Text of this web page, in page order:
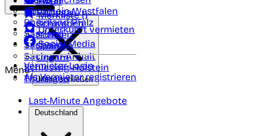
Nordrhein-Westfalen
Rheinland Pfalz
Saarland
Sachsen
Sachsen-Anhalt
Schleswig-Holstein
Thüringen
Portugal
Schweden
Schweiz
Spanien
Ungarn
Merkliste ()
Unterkunft vermieten
Social Media
Vermieter-Login
Als Vermieter registrieren
Menü
Menü schließen
Last-Minute Angebote
Deutschland